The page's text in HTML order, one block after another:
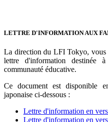
LETTRE D'INFORMATION AUX
La direction du LFI Tokyo, vous
lettre d'information destinée
communauté éducative.
Ce document est disponible
japonaise ci-dessous :
Lettre d'information en
Lettre d'information en